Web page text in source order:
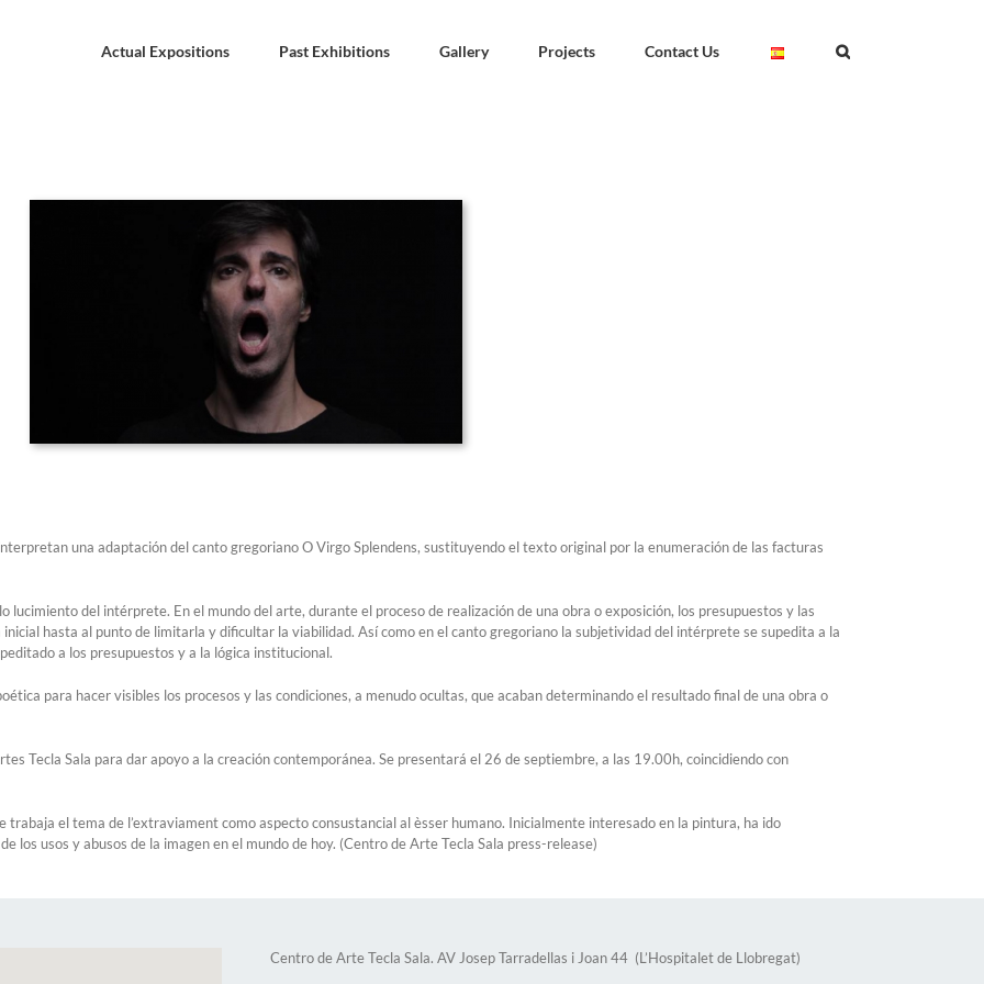
Actual Expositions Past Exhibitions Gallery Projects Contact Us
una adaptación del canto gregoriano O Virgo Splendens, sustituyendo el texto original por la enumeración de las facturas
lucimiento del intérprete. En el mundo del arte, durante el proceso de realización de una obra o exposición, los presupuestos y las
hasta al punto de limitarla y dificultar la viabilidad. Así como en el canto gregoriano la subjetividad del intérprete se supedita a la
a los presupuestos y a la lógica institucional.
para hacer visibles los procesos y las condiciones, a menudo ocultas, que acaban determinando el resultado final de una obra o
Tecla Sala para dar apoyo a la creación contemporánea. Se presentará el 26 de septiembre, a las 19.00h, coincidiendo con
el tema de l’extraviament como aspecto consustancial al èsser humano. Inicialmente interesado en la pintura, ha ido
los usos y abusos de la imagen en el mundo de hoy. (Centro de Arte Tecla Sala press-release)
Centro de Arte Tecla Sala. AV Josep Tarradellas i Joan 44 (L’Hospitalet de Llobregat)